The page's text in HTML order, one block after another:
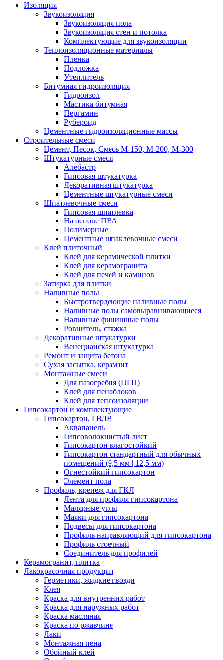
Изоляция
Звукоизоляция
Звукоизоляция пола
Звукоизоляция стен и потолка
Комплектующие для звукоизоляции
Теплоизоляционные материалы
Пленка
Подложка
Утеплитель
Битумная гидроизоляция
Гидроизол
Мастика битумная
Пергамин
Рубероид
Цементные гидроизоляционные массы
Строительные смеси
Цемент, Песок, Смесь М-150, М-200, М-300
Штукатурные смеси
Алебастр
Гипсовая штукатурка
Декоративная штукатурка
Цементные штукатурные смеси
Шпатлевочные смеси
Гипсовая шпатлевка
На основе ПВА
Полимерные
Цементные шпаклевочные смеси
Клей плиточный
Клей для керамической плитки
Клей для керамогранита
Клей для печей и каминов
Затирка для плитки
Наливные полы
Быстротвердеющие наливные полы
Наливные полы самовыравнивающиеся
Наливные финишные полы
Ровнитель, стяжка
Декоративные штукатурки
Венецианская штукатурка
Ремонт и защита бетона
Сухая засыпка, керамзит
Монтажные смеси
Для пазогребня (ПГП)
Клей для пеноблоков
Клей для теплоизоляции
Гипсокартон и комплектующие
Гипсокартон, ГВЛВ
Аквапанель
Гипсоволокнистый лист
Гипсокартон влагостойкий
Гипсокартон стандартный для обычных
помещений (9,5 мм | 12,5 мм)
Огнестойкий гипсокартон
Элемент пола
Профиль, крепеж для ГКЛ
Лента для профиля гипсокартона
Малярные углы
Маяки для гипсокартона
Подвесы для гипсокартона
Профиль направляющий для гипсокартона
Профиль стоечный
Соединитель для профилей
Керамогранит, плитка
Лакокрасочная продукция
Герметики, жидкие гвозди
Клея
Краска для внутренних работ
Краска для наружных работ
Краска масляная
Краска по ржавчине
Лаки
Монтажная пена
Обойный клей